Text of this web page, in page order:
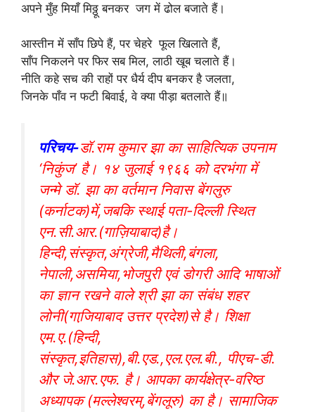
अपने मुँह मियाँ मिठ्ठू बनकर जग में ढोल बजाते हैं।
आस्तीन में साँप छिपे हैं, पर चेहरे फूल खिलाते हैं,
साँप निकलने पर फिर सब मिल, लाठी खूब चलाते हैं।
नीति कहे सच की राहों पर धैर्य दीप बनकर है जलता,
जिनके पाँव न फटी बिवाई, वे क्या पीड़ा बतलाते हैं॥
परिचय-डॉ.राम कुमार झा का साहित्यिक उपनाम
‘निकुंज’ है। १४ जुलाई १९६६ को दरभंगा में
जन्मे डॉ. झा का वर्तमान निवास बेंगलुरु
(कर्नाटक)में,जबकि स्थाई पता-दिल्ली स्थित
एन.सी.आर.(गाज़ियाबाद)है।
हिन्दी,संस्कृत,अंग्रेजी,मैथिली,बंगला,
नेपाली,असमिया,भोजपुरी एवं डोगरी आदि भाषाओं
का ज्ञान रखने वाले श्री झा का संबंध शहर
लोनी(गाजि़याबाद उत्तर प्रदेश)से है। शिक्षा
एम.ए.(हिन्दी,
संस्कृत,इतिहास),बी.एड.,एल.एल.बी., पीएच-डी.
और जे.आर.एफ. है। आपका कार्यक्षेत्र-वरिष्ठ
अध्यापक (मल्लेश्वरम्,बेंगलूरु) का है। सामाजिक